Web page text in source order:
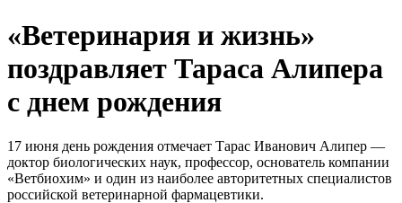
«Ветеринария и жизнь»
поздравляет Тараса Алипера
с днем рождения
17 июня день рождения отмечает Тарас Иванович Алипер —
доктор биологических наук, профессор, основатель компании
«Ветбиохим» и один из наиболее авторитетных специалистов
российской ветеринарной фармацевтики.